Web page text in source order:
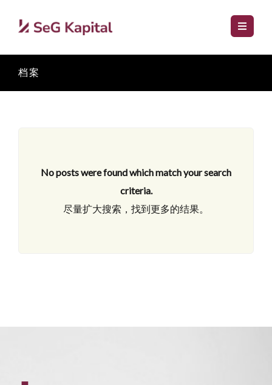
档案
No posts were found which match your search
criteria.
尽量扩大搜索，找到更多的结果。